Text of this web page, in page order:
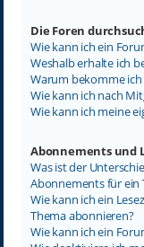
Die Foren
Wie kann ich ein
Weshalb erhalte ich
Warum bekomme ich
Wie kann ich nach
Wie kann ich meine
Abonnements und
Was ist der
Abonnements für ein
Wie kann ich ein
Thema abonnieren?
Wie kann ich ein